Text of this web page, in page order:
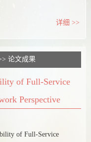
详细 >>
论文成果
of Full-Service
Perspective
of Full-Service